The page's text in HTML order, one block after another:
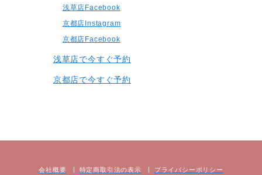
浅草店Facebook
京都店Instagram
京都店Facebook
浅草店で今すぐ予約
京都店で今すぐ予約
会社概要 特定商取引法の表⽰ プライバシーポリシー